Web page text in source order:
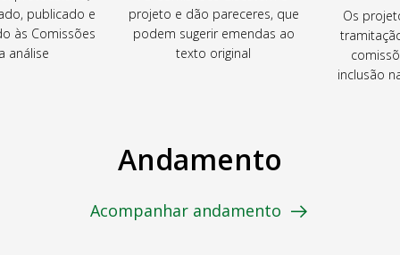
publicado e
às Comissões
análise
projeto e dão pareceres, que
podem sugerir emendas ao
texto original
Os
inclusão
Andamento
Acompanhar andamento